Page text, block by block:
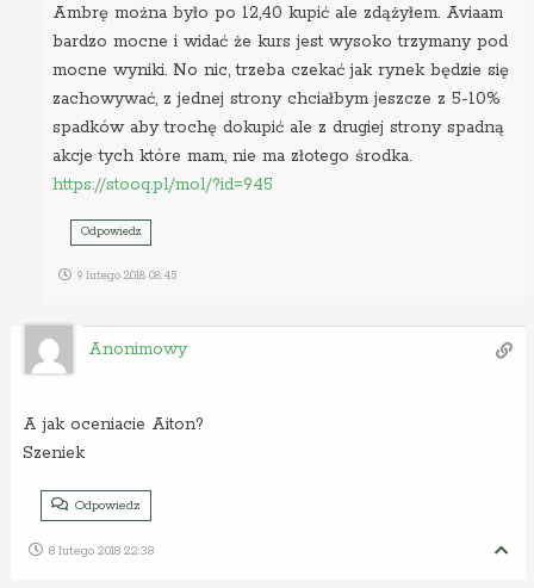
Ambrę można było po 12,40 kupić ale zdążyłem. Aviaam
bardzo mocne i widać że kurs jest wysoko trzymany pod
mocne wyniki. No nic, trzeba czekać jak rynek będzie się
zachowywać, z jednej strony chciałbym jeszcze z 5-10%
spadków aby trochę dokupić ale z drugiej strony spadną
akcje tych które mam, nie ma złotego środka.
https://stooq.pl/mol/?id=945
Odpowiedz
9 lutego 2018 08:45
Anonimowy
A jak oceniacie Aiton?
Szeniek
Odpowiedz
8 lutego 2018 22:38